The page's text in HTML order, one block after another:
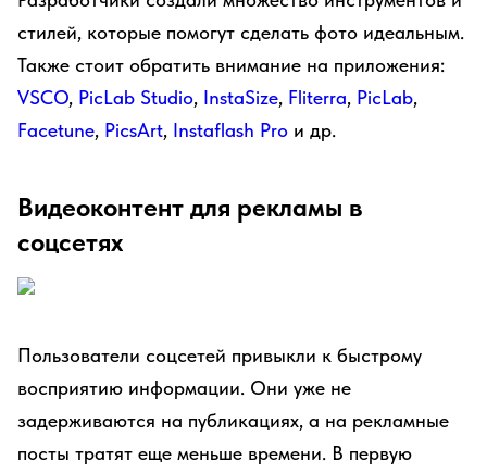
стилей, которые помогут сделать фото идеальным.
Также стоит обратить внимание на приложения:
VSCO, PicLab Studio, InstaSize, Fliterra, PicLab,
Facetune, PicsArt, Instaflash Pro и др.
Видеоконтент для рекламы в
соцсетях
Пользователи соцсетей привыкли к быстрому
восприятию информации. Они уже не
задерживаются на публикациях, а на рекламные
посты тратят еще меньше времени. В первую